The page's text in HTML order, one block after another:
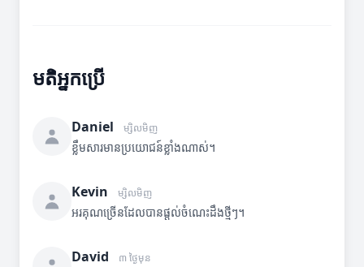
មតិអ្នកប្រើ
Daniel ម្សិលមិញ
ខ្លឹមសារមានប្រយោជន៍ខ្លាំងណាស់។
Kevin ម្សិលមិញ
អរគុណច្រើនដែលបានផ្តល់ចំណេះដឹងថ្មីៗ។
David ៣ ថ្ងៃមុន